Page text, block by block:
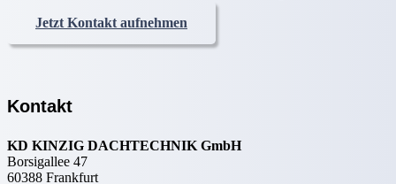
Jetzt Kontakt aufnehmen
Kontakt
KD KINZIG DACHTECHNIK GmbH
Borsigallee 47
60388 Frankfurt